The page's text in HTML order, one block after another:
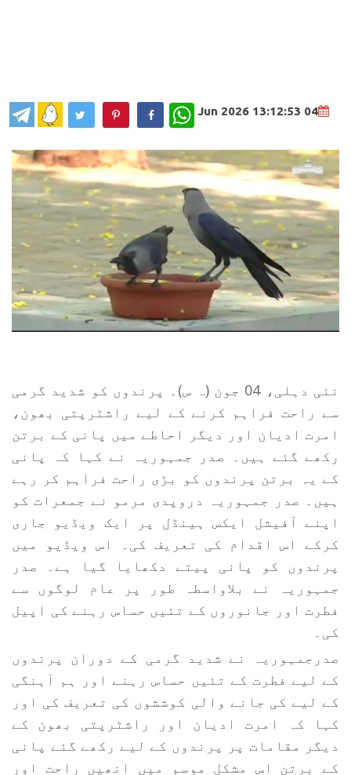
04 Jun 2026 13:12:53
WhatsApp
نئی دہلی، 04 جون (ہ س)۔ پرندوں کو شدید گرمی
سے راحت فراہم کرنے کے لیے راشٹرپتی بھون،
امرت ادیان اور دیگر احاطے میں پانی کے برتن
رکھے گئے ہیں۔ صدر جمہوریہ نے کہا کہ پانی
کے یہ برتن پرندوں کو بڑی راحت فراہم کر رہے
ہیں۔ صدر جمہوریہ دروپدی مرمو نے جمعرات کو
اپنے آفیشل ایکس ہینڈل پر ایک ویڈیو جاری
کرکے اس اقدام کی تعریف کی۔ اس ویڈیو میں
پرندوں کو پانی پیتے دکھایا گیا ہے۔ صدر
جمہوریہ نے بلاواسطہ طور پر عام لوگوں سے
فطرت اور جانوروں کے تئیں حساس رہنے کی اپیل
کی۔
صدرجمہوریہ نے شدید گرمی کے دوران پرندوں
کے لیے فطرت کے تئیں حساس رہنے اور ہم آہنگی
کے لیے کی جانے والی کوششوں کی تعریف کی اور
کہا کہ امرت ادیان اور راشٹرپتی بھون کے
دیگر مقامات پر پرندوں کے لیے رکھے گئے پانی
کے برتن اس مشکل موسم میں انھیں راحت اور